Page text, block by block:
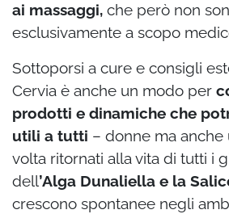
ai massaggi, che però non
esclusivamente a scopo
Sottoporsi a cure e consigli
Cervia è anche un modo per
prodotti e dinamiche che
utili a tutti – donne ma anche
volta ritornati alla vita di tutti i
dell’Alga Dunaliella e la
crescono spontanee negli